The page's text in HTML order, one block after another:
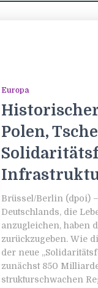
Europa
Polen,
Brüssel/Berlin (dpoi)
Deutschlands, die
anzugleichen, haben
zurückzugeben. Wie
der neue
zunächst 850
strukturschwachen